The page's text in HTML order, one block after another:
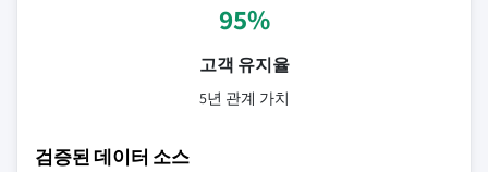
95%
고객 유지율
5년 관계 가치
검증된 데이터 소스